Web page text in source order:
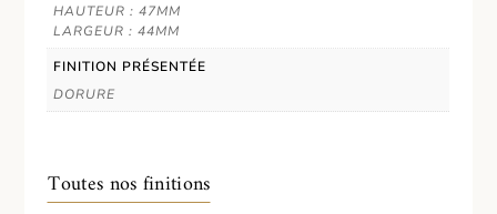
HAUTEUR : 47MM
LARGEUR : 44MM
FINITION PRÉSENTÉE
DORURE
Toutes nos finitions